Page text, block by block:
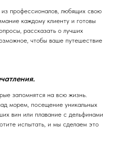
профессионалов, любящих свою
каждому клиенту и готовы
рассказать о лучших
чтобы ваше путешествие
запомнятся на всю жизнь.
морем, посещение уникальных
вин или плавание с дельфинами
испытать, и мы сделаем это